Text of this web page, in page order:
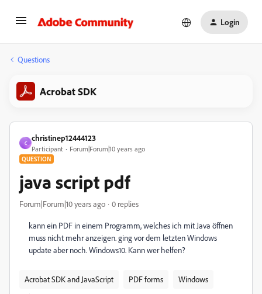
Login
Questions
Acrobat SDK
C
christinep12444123
Participant Forum|Forum|10 years ago
QUESTION
java script pdf
Forum|Forum|10 years ago 0 replies
kann ein PDF in einem Programm, welches ich mit Java öffnen
muss nicht mehr anzeigen. ging vor dem letzten Windows
update aber noch. Windows10. Kann wer helfen?
Acrobat SDK and JavaScript PDF forms Windows